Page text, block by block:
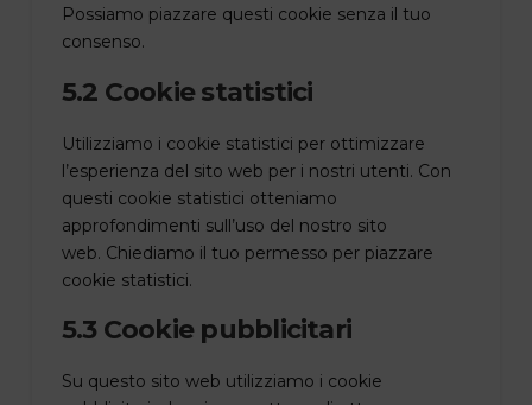
Possiamo piazzare questi cookie senza il tuo
consenso.
5.2 Cookie statistici
Utilizziamo i cookie statistici per ottimizzare
l’esperienza del sito web per i nostri utenti. Con
questi cookie statistici otteniamo
approfondimenti sull’uso del nostro sito
web. Chiediamo il tuo permesso per piazzare
cookie statistici.
5.3 Cookie pubblicitari
Su questo sito web utilizziamo i cookie